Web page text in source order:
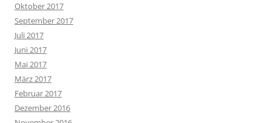
Oktober 2017
September 2017
Juli 2017
Juni 2017
Mai 2017
März 2017
Februar 2017
Dezember 2016